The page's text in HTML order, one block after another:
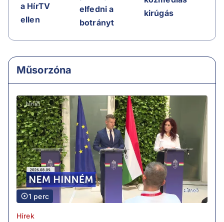
a HírTV
ellen
elfedni a
botrányt
kirúgás
Műsorzóna
1 perc
Hírek